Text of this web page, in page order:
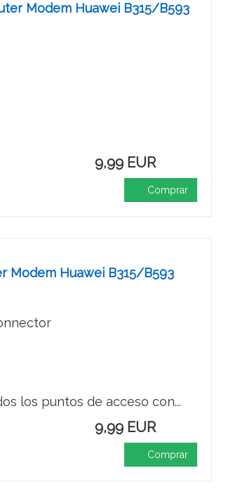
Modem Huawei B315/B593
9,99 EUR
Comprar
Modem Huawei B315/B593
los puntos de acceso con...
9,99 EUR
Comprar